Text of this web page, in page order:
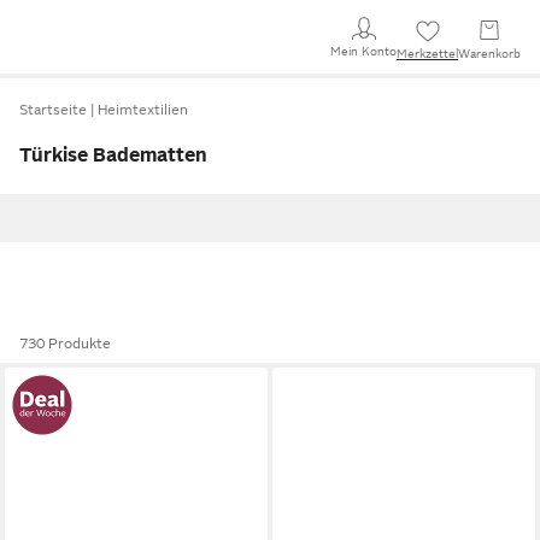
Mein KontoMerkzettel Warenkorb
Startseite Heimtextilien
Türkise Badematten
730 Produkte